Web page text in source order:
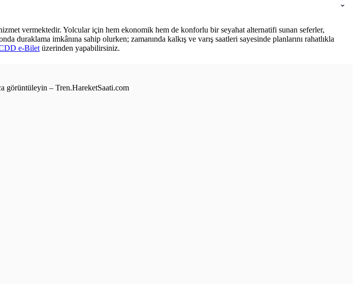
vermektedir. Yolcular için hem ekonomik hem de konforlu bir seyahat alternatifi sunan seferler,
duraklama imkânına sahip olurken; zamanında kalkış ve varış saatleri sayesinde planlarını rahatlıkla
e-Bilet üzerinden yapabilirsiniz.
görüntüleyin – Tren.HareketSaati.com